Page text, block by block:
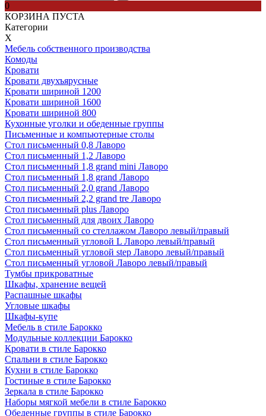
0
КОРЗИНА ПУСТА
Категории
Х
Мебель собственного производства
Комоды
Кровати
Кровати двухъярусные
Кровати шириной 1200
Кровати шириной 1600
Кровати шириной 800
Кухонные уголки и обеденные группы
Письменные и компьютерные столы
Стол письменный 0,8 Лаворо
Стол письменный 1,2 Лаворо
Стол письменный 1,8 grand mini Лаворо
Стол письменный 1,8 grand Лаворо
Стол письменный 2,0 grand Лаворо
Стол письменный 2,2 grand tre Лаворо
Стол письменный plus Лаворо
Стол письменный для двоих Лаворо
Стол письменный со стеллажом Лаворо левый/правый
Стол письменный угловой L Лаворо левый/правый
Стол письменный угловой step Лаворо левый/правый
Стол письменный угловой Лаворо левый/правый
Тумбы прикроватные
Шкафы, хранение вещей
Распашные шкафы
Угловые шкафы
Шкафы-купе
Мебель в стиле Барокко
Модульные коллекции Барокко
Кровати в стиле Барокко
Спальни в стиле Барокко
Кухни в стиле Барокко
Гостиные в стиле Барокко
Зеркала в стиле Барокко
Наборы мягкой мебели в стиле Барокко
Обеденные группы в стиле Барокко